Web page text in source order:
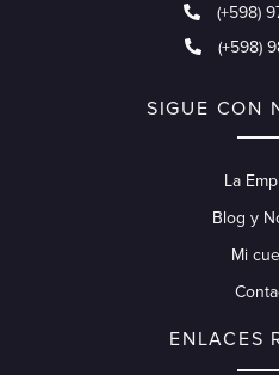
(+598)
(+598)
SIGUE CON
La
Blog y
Mi
ENLACES